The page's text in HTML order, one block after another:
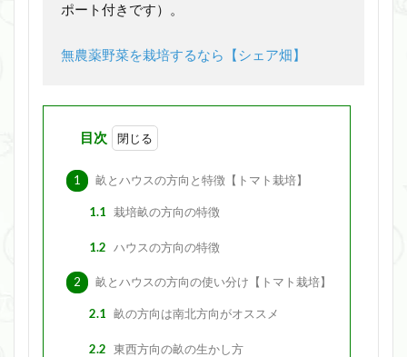
ポート付きです）。
無農薬野菜を栽培するなら【シェア畑】
目次
1 畝とハウスの方向と特徴【トマト栽培】
1.1 栽培畝の方向の特徴
1.2 ハウスの方向の特徴
2 畝とハウスの方向の使い分け【トマト栽培】
2.1 畝の方向は南北方向がオススメ
2.2 東西方向の畝の生かし方